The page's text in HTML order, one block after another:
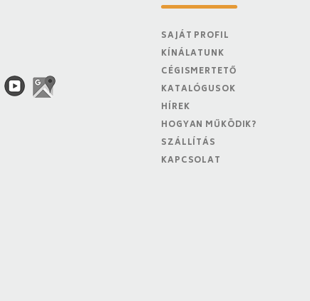
SAJÁT PROFIL
KÍNÁLATUNK
CÉGISMERTETŐ
KATALÓGUSOK
HÍREK
HOGYAN MŰKÖDIK?
SZÁLLÍTÁS
KAPCSOLAT